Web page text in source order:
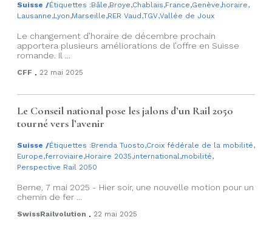
Suisse /Étiquettes :Bâle,Broye,Chablais,France,Genève,horaire,
Lausanne,Lyon,Marseille,RER Vaud,TGV,Vallée de Joux
Le changement d’horaire de décembre prochain
apportera plusieurs améliorations de l’offre en Suisse
romande. Il ...
CFF . 22 mai 2025
Le Conseil national pose les jalons d’un Rail 2050
tourné vers l’avenir
Suisse /Étiquettes :Brenda Tuosto,Croix fédérale de la mobilité,
Europe,ferroviaire,Horaire 2035,international,mobilité,
Perspective Rail 2050
Berne, 7 mai 2025 - Hier soir, une nouvelle motion pour un
chemin de fer ...
SwissRailvolution . 22 mai 2025